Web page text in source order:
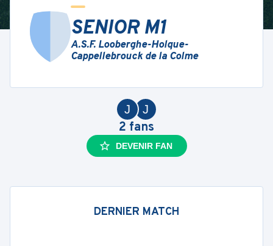
SENIOR M1
A.S.F. Looberghe-Holque-
Cappellebrouck de la Colme
J
J
2 fans
DEVENIR FAN
DERNIER MATCH